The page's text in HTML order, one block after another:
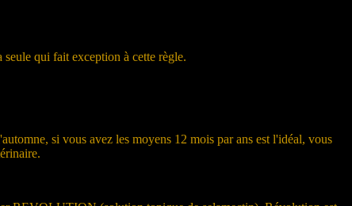
qui fait exception à cette règle.
si vous avez les moyens 12 mois par ans est l'idéal, vous